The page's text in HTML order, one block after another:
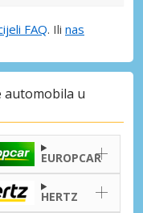
FAQ. Ili nas
automobila u
EUROPCAR
HERTZ